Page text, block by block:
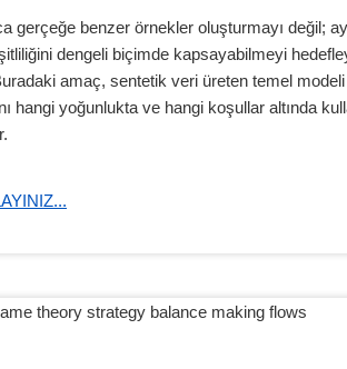
gerçeğe benzer örnekler oluşturmayı değil;
dengeli biçimde kapsayabilmeyi
amaç, sentetik veri üreten temel
hangi yoğunlukta ve hangi koşullar altında